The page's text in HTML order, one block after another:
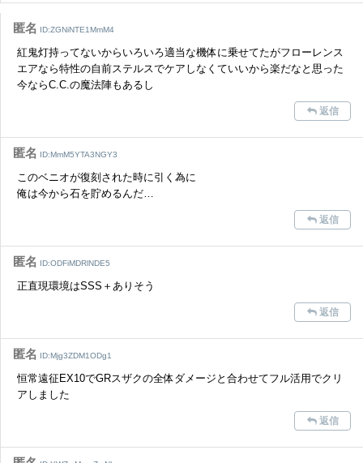
コメントの削除を申請する※投稿内容を確認後、順次対応さ
せていただきます。ご了承ください。
さい。
また、過度な利用規約の違反や、弊社に損害の及ぶ内容の書き込みがあ
った場合は、法的措置をとらせていただく場合もございますので、あら
匿名 ID:ZGNiNTE1MmM4
紅鬼灯持ってないからいろいろ適当な機体に乗せてたがフローレンス
エアなら特性の自前ステルスでケアしなくていいから楽だなと思った
今ならC.C.の魔法陣もあるし
返信
匿名 ID:MmM5YTA3NGY3
このベニオが復刻された時に引く為に
俺は今から石を貯めるんだ…
返信
匿名 ID:ODFiMDRlNDE5
正直現環境はSSS＋ありそう
返信
匿名 ID:Mjg3ZDM1ODg1
恒常遠征EX10でGRスザクの全体ダメージと合わせてフル活用でクリ
アしました
返信